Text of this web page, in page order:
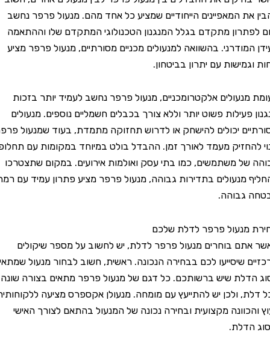
המאפיינים הייחודיים שמציע כל אחד מהם. מנעול פרפר נחשב
מתקדם בגלל המנגנון הטכנולוגי המתקדם שלו וההתאמה
בהשוואה למנעולים מכניים מסורתיים, מנעול פרפר מציע
עם יתרון בביטחון.
אלקטרומכניים, מנעול פרפר נחשב לעמיד יותר בזכות
פשוט יותר וללא צורך בכבלים חשמליים נוספים. מנעולים
יכולים להישחק או לדרוש תחזוקה מתמדת, בעוד שמנעול פרפר
מעמד לאורך זמן. ההבדל בולט במיוחד במקומות עם תחלופה
משתמשים, כמו בתי עסק ואולמות אירועים. במקום שתצטרכו
מנעולים בתדירות גבוהה, מנעול פרפר מציע פתרון עמיד עם רמת
פרפר לדלת שלכם
בוחרים מנעול פרפר לדלת, יש לחשוב על מספר שיקולים
שיסייעו לכם בבחירה הנכונה. ראשית, חשוב לבחור מנעול שמתאים
שיש ברשותכם. כל דגם של מנעול פרפר מתאים בצורה שונה
ולכן יש להתייעץ עם מומחה. מנעולן אקספרס מציעה ללקוחותיה
מקצועית ובחירה נכונה של המנעול בהתאם לצורך האישי